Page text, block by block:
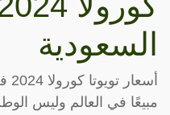
السعودية
مبيعًا في العالم وليس